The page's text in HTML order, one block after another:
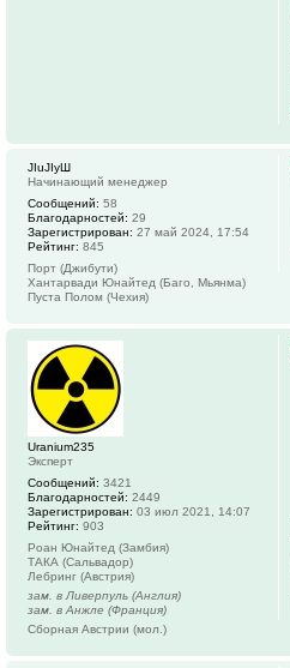
JIuJIyШ
Начинающий менеджер
Сообщений: 58
Благодарностей: 29
Зарегистрирован: 27 май 2024, 17:54
Рейтинг: 845
Порт (Джибути)
Хантарвади Юнайтед (Баго, Мьянма)
Пуста Полом (Чехия)
Uranium235
Эксперт
Сообщений: 3421
Благодарностей: 2449
Зарегистрирован: 03 июл 2021, 14:07
Рейтинг: 903
Роан Юнайтед (Замбия)
ТАКА (Сальвадор)
Лебринг (Австрия)
зам. в Ливерпуль (Англия)
зам. в Анжле (Франция)
Сборная Австрии (мол.)